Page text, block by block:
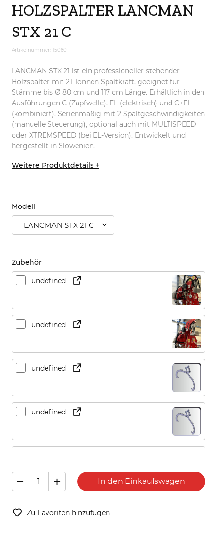
HOLZSPALTER LANCMAN
STX 21 C
Artikelnummer: 15080
LANCMAN STX 21 ist ein professioneller stehender
Holzspalter mit 21 Tonnen Spaltkraft, geeignet für
Stämme bis Ø 80 cm und 117 cm Länge. Erhältlich in den
Ausführungen C (Zapfwelle), EL (elektrisch) und C+EL
(kombiniert). Serienmäßig mit 2 Spaltgeschwindigkeiten
(manuelle Steuerung), optional auch mit MULTISPEED
oder XTREMSPEED (bei EL-Version). Entwickelt und
hergestellt in Slowenien.
Weitere Produktdetails +
Modell
LANCMAN STX 21 C
Zubehör
undefined
undefined
undefined
undefined
CountLanc 440
In den Einkaufswagen
Zu Favoriten hinzufügen